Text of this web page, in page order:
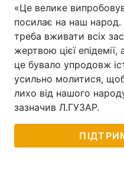
«Це велике
посилає на наш народ.
треба вживати всіх
жертвою цієї
це бувало упродовж
усильно молитися,
лихо від нашого
зазначив Л.ГУЗАР.